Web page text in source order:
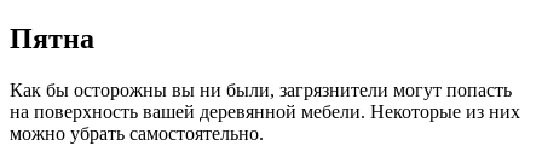
Пятна
Как бы осторожны вы ни были, загрязнители могут попасть
на поверхность вашей деревянной мебели. Некоторые из них
можно убрать самостоятельно.